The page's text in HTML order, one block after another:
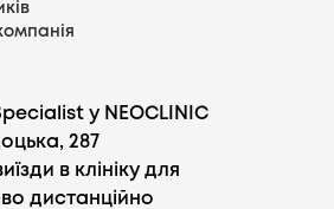
у NEOCLINIC
287
в клініку для
дистанційно